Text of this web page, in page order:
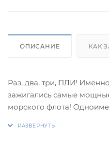
ОПИСАНИЕ КАК
Раз, два, три, ПЛИ!
зажигались самые
морского флота!